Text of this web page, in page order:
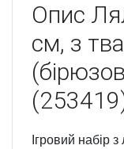
Опис
см, з
Ігровий набір